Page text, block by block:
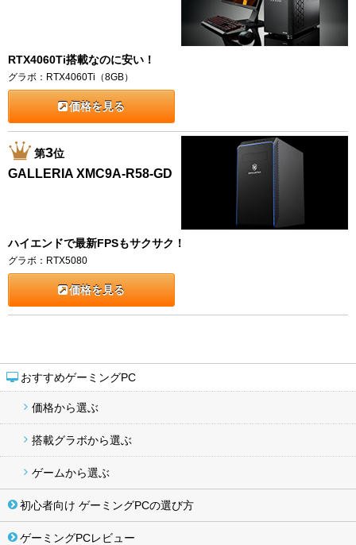
おすすめゲーミングPC
価格から選ぶ
搭載グラボから選ぶ
ゲームから選ぶ
初心者向け ゲーミングPCの選び方
ゲーミングPCレビュー
RTX4060Ti搭載なのに安い！
グラボ：RTX4060Ti（8GB）
価格を見る
第3位
GALLERIA XMC9A-R58-GD
ハイエンドで最新FPSもサクサク！
グラボ：RTX5080
価格を見る